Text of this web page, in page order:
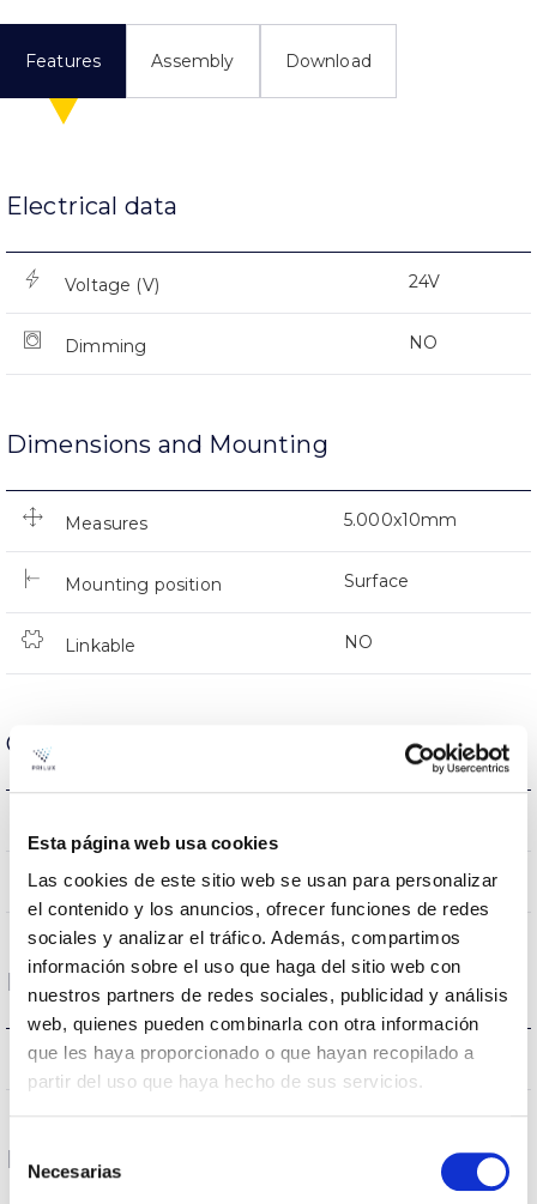
Esta página web usa cookies
Las cookies de este sitio web se usan para personalizar
el contenido y los anuncios, ofrecer funciones de redes
sociales y analizar el tráfico. Además, compartimos
información sobre el uso que haga del sitio web con
nuestros partners de redes sociales, publicidad y análisis
web, quienes pueden combinarla con otra información
que les haya proporcionado o que hayan recopilado a
partir del uso que haya hecho de sus servicios.
Selección
Necesarias
Features Assembly Download
Electrical data
Voltage (V) 24V
Dimming NO
Dimensions and Mounting
Measures 5.000x10mm
Mounting position Surface
Linkable NO
Optical data
CRI Colour rendering index 90
Housing and Finish
IP Tightness index IP20
Life